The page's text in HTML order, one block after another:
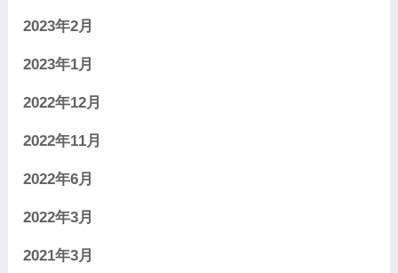
2023年2月
2023年1月
2022年12月
2022年11月
2022年6月
2022年3月
2021年3月